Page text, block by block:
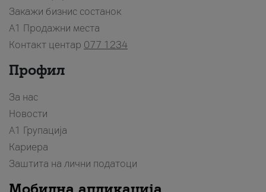
Закажи бизнис состанок
A1 Продажни места
Контакт центар 077 1234
Профил
За нас
Новости
А1 Групација
Кариера
Заштита на лични податоци